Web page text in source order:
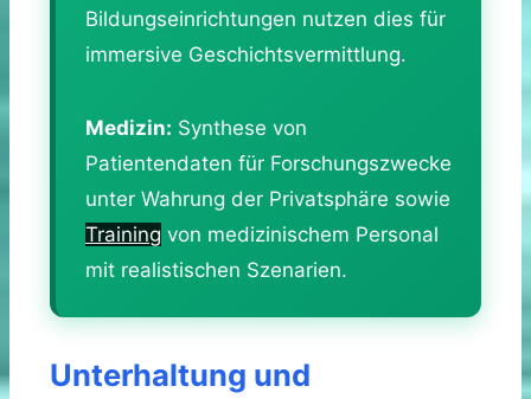
Bildungseinrichtungen nutzen dies für
immersive Geschichtsvermittlung.
Medizin: Synthese von
Patientendaten für Forschungszwecke
unter Wahrung der Privatsphäre sowie
Training von medizinischem Personal
mit realistischen Szenarien.
Unterhaltung und